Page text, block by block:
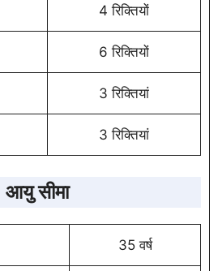
4 रिक्तियों
6 रिक्तियों
3 रिक्तियां
3 रिक्तियां
आयु सीमा
35 वर्ष